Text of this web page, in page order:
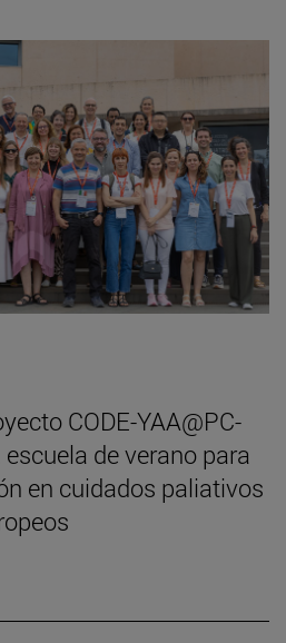
CODE-YAA@PC-
de verano para
en cuidados paliativos